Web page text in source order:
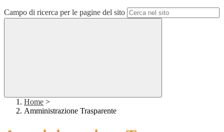
Campo di ricerca per le pagine del sito
Home >
Amministrazione Trasparente